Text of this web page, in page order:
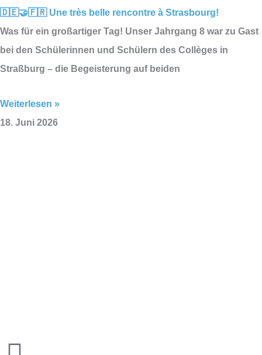
🇩🇪🤝🇫🇷 Une très belle rencontre à Strasbourg!
Was für ein großartiger Tag! Unser Jahrgang 8 war zu Gast
bei den Schülerinnen und Schülern des Collèges in
Straßburg – die Begeisterung auf beiden
Weiterlesen »
18. Juni 2026